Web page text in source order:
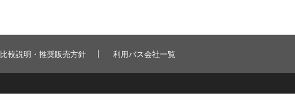
比較説明・推奨販売方針 利用バス会社一覧